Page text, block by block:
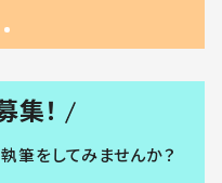
集！
筆をしてみませんか？